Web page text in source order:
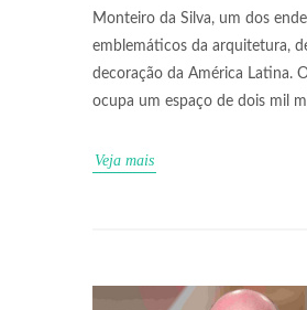
Monteiro da Silva, um dos
emblemáticos da arquitetura,
decoração da América Latina.
ocupa um espaço de dois mil
Veja mais